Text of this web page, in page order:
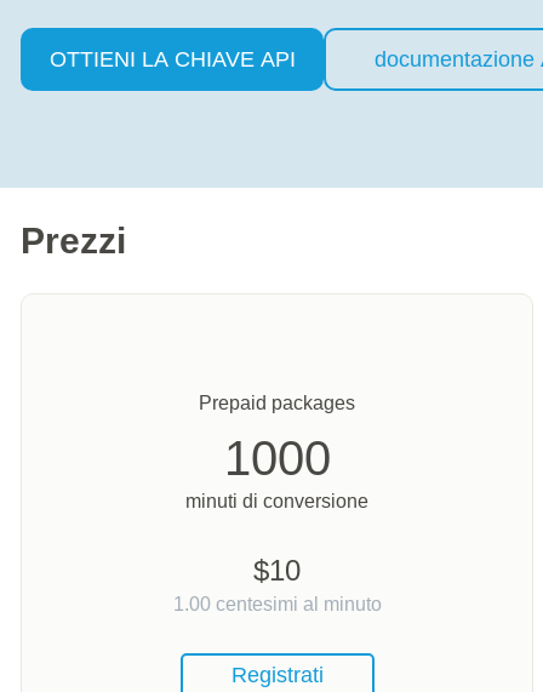
OTTIENI LA CHIAVE API documentazione
Prezzi
Prepaid packages
1000
minuti di conversione
$10
1.00 centesimi al minuto
Registrati